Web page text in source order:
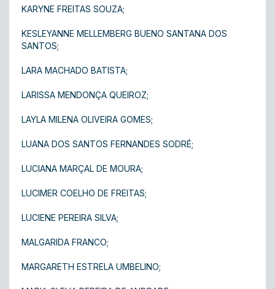
KARYNE FREITAS SOUZA;
KESLEYANNE MELLEMBERG BUENO SANTANA DOS
SANTOS;
LARA MACHADO BATISTA;
LARISSA MENDONÇA QUEIROZ;
LAYLA MILENA OLIVEIRA GOMES;
LUANA DOS SANTOS FERNANDES SODRÉ;
LUCIANA MARÇAL DE MOURA;
LUCIMER COELHO DE FREITAS ;
LUCIENE PEREIRA SILVA;
MALGARIDA FRANCO;
MARGARETH ESTRELA UMBELINO;